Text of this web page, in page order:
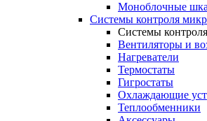
Моноблочные
Системы контроля
Системы
Вентиляторы и
Нагреватели
Термостаты
Гигростаты
Охлаждающие
Теплообменники